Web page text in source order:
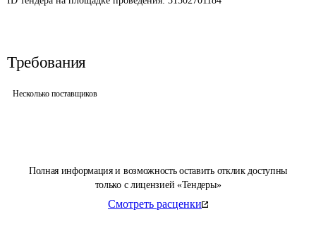
Полная информация и возможность оставить отклик доступны
только с лицензией «Тендеры»
Смотреть расценки
Требования
Несколько поставщиков